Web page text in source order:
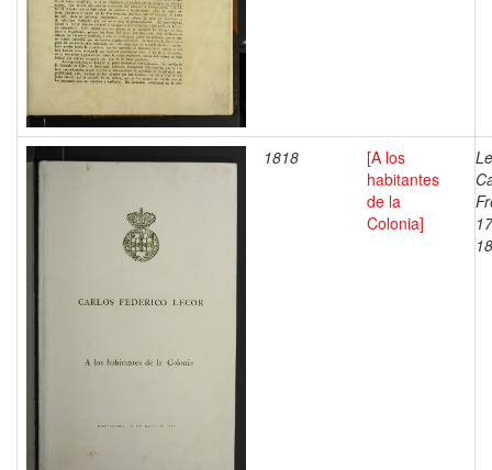
1818
[A los
habitantes
de la
Colonia]